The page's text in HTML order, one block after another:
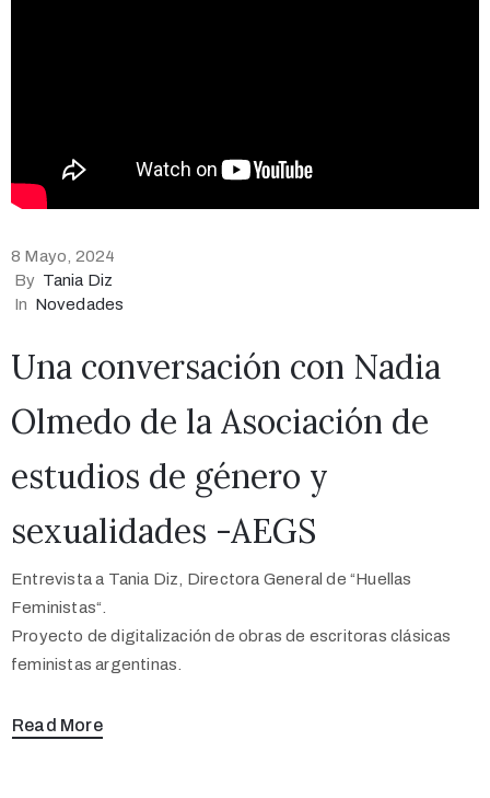
8 Mayo, 2024
By Tania Diz
In Novedades
Una conversación con Nadia
Olmedo de la Asociación de
estudios de género y
sexualidades -AEGS
Entrevista a Tania Diz, Directora General de “Huellas
Feministas“.
Proyecto de digitalización de obras de escritoras clásicas
feministas argentinas.
Read More